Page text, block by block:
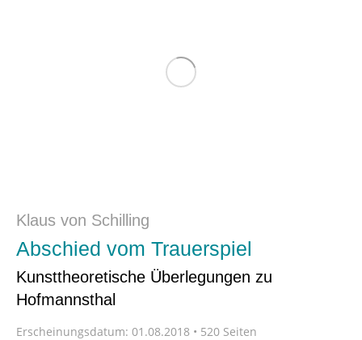
Klaus von Schilling
Abschied vom Trauerspiel
Kunsttheoretische Überlegungen zu
Hofmannsthal
Erscheinungsdatum: 01.08.2018 • 520 Seiten